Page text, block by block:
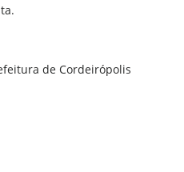
de Cordeirópolis